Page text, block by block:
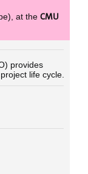
at the CMU
provides
life cycle.